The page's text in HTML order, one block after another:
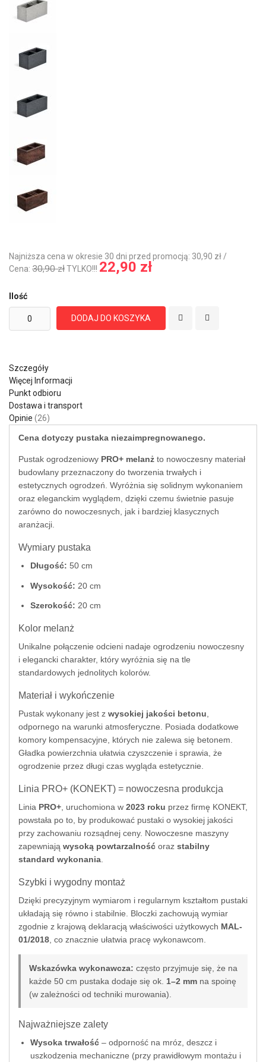
Najniższa cena w okresie 30 dni przed promocją: 30,90 zł /
Cena: 30,90 złTYLKO!!! 22,90 zł
Ilość
DODAJ DO KOSZYKA
Szczegóły
Więcej Informacji
Punkt odbioru
Dostawa i transport
Opinie
26
Cena dotyczy pustaka niezaimpregnowanego.
Pustak ogrodzeniowy PRO+ melanż to nowoczesny materiał
budowlany przeznaczony do tworzenia trwałych i
estetycznych ogrodzeń. Wyróżnia się solidnym wykonaniem
oraz eleganckim wyglądem, dzięki czemu świetnie pasuje
zarówno do nowoczesnych, jak i bardziej klasycznych
aranżacji.
Wymiary pustaka
Długość: 50 cm
Wysokość: 20 cm
Szerokość: 20 cm
Kolor melanż
Unikalne połączenie odcieni nadaje ogrodzeniu nowoczesny
i elegancki charakter, który wyróżnia się na tle
standardowych jednolitych kolorów.
Materiał i wykończenie
Pustak wykonany jest z wysokiej jakości betonu
odpornego na warunki atmosferyczne. Posiada dodatkowe
komory kompensacyjne, których nie zalewa się betonem.
Gładka powierzchnia ułatwia czyszczenie i sprawia, że
ogrodzenie przez długi czas wygląda estetycznie.
Linia PRO+ (KONEKT) = nowoczesna produkcja
Linia PRO+ , uruchomiona w 2023 roku przez firmę KONEKT,
powstała po to, by produkować pustaki o wysokiej jakości
przy zachowaniu rozsądnej ceny. Nowoczesne maszyny
zapewniają wysoką powtarzalność oraz stabilny
standard wykonania
Szybki i wygodny montaż
Dzięki precyzyjnym wymiarom i regularnym kształtom pustaki
układają się równo i stabilnie. Bloczki zachowują wymiar
zgodnie z krajową deklaracją właściwości użytkowych MAL-
01/2018 , co znacznie ułatwia pracę wykonawcom.
Wskazówka wykonawcza: często przyjmuje się, że na
każde 50 cm pustaka dodaje się ok. 1–2 mm na spoinę
(w zależności od techniki murowania).
Najważniejsze zalety
Wysoka trwałość – odporność na mróz, deszcz i
uszkodzenia mechaniczne (przy prawidłowym montażu i